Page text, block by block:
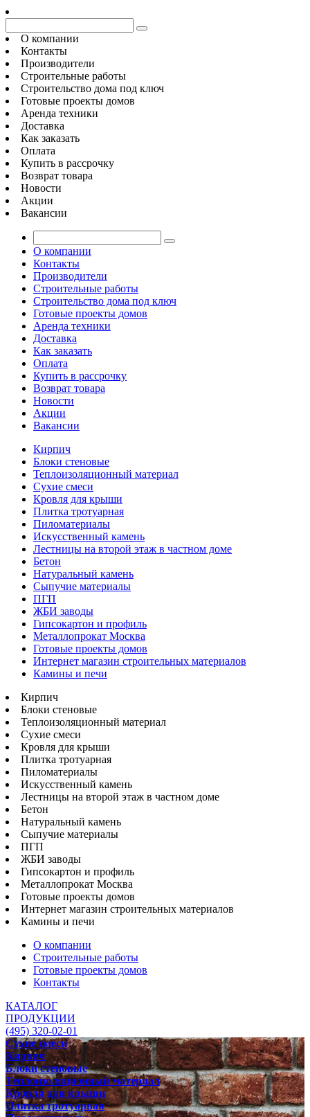
О компании
Контакты
Производители
Строительные работы
Строительство дома под ключ
Готовые проекты домов
Аренда техники
Доставка
Как заказать
Оплата
Купить в рассрочку
Возврат товара
Новости
Акции
Вакансии
О компании
Контакты
Производители
Строительные работы
Строительство дома под ключ
Готовые проекты домов
Аренда техники
Доставка
Как заказать
Оплата
Купить в рассрочку
Возврат товара
Новости
Акции
Вакансии
Кирпич
Блоки стеновые
Теплоизоляционный материал
Сухие смеси
Кровля для крыши
Плитка тротуарная
Пиломатериалы
Искусственный камень
Лестницы на второй этаж в частном доме
Бетон
Натуральный камень
Сыпучие материалы
ПГП
ЖБИ заводы
Гипсокартон и профиль
Металлопрокат Москва
Готовые проекты домов
Интернет магазин строительных материалов
Камины и печи
Кирпич
Блоки стеновые
Теплоизоляционный материал
Сухие смеси
Кровля для крыши
Плитка тротуарная
Пиломатериалы
Искусственный камень
Лестницы на второй этаж в частном доме
Бетон
Натуральный камень
Сыпучие материалы
ПГП
ЖБИ заводы
Гипсокартон и профиль
Металлопрокат Москва
Готовые проекты домов
Интернет магазин строительных материалов
Камины и печи
О компании
Строительные работы
Готовые проекты домов
Контакты
КАТАЛОГ
ПРОДУКЦИИ
(495) 320-02-01
Сухие смеси
Кирпич
Блоки стеновые
Теплоизоляционный материал
Кровля для крыши
Плитка тротуарная